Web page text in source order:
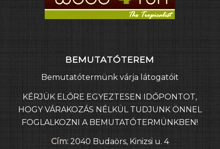
BEMUTATÓTEREM
Bemutatótermünk várja látogatóit
KÉRJÜK ELŐRE EGYEZTESEN IDŐPONTOT,
HOGY VÁRAKOZÁS NÉLKÜL TUDJUNK ÖNNEL
FOGLALKOZNI A BEMUTATÓTERMÜNKBEN!
Cím:2040 Budaörs, Kinizsi u. 4